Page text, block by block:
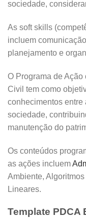
sociedade,
As soft skills
incluem
planejamento e
O Programa de
Civil tem como
conhecimentos entre
sociedade,
manutenção do
Os conteúdos
as ações incluem
Ambiente,
Lineares.
Template PDCA